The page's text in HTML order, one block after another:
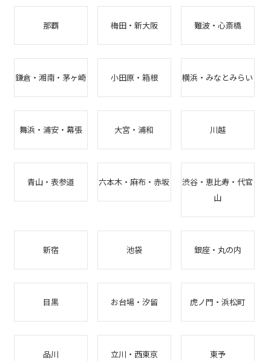
那覇 梅田・新大阪 難波・心斎橋
鎌倉・湘南・茅ヶ崎 小田原・箱根 横浜・みなとみらい
舞浜・浦安・幕張 大宮・浦和 川越
青山・表参道 六本木・麻布・赤坂
渋谷・恵比寿・代官
山
新宿 池袋 銀座・丸の内
目黒 お台場・汐留 虎ノ門・浜松町
品川 立川・西東京 東予